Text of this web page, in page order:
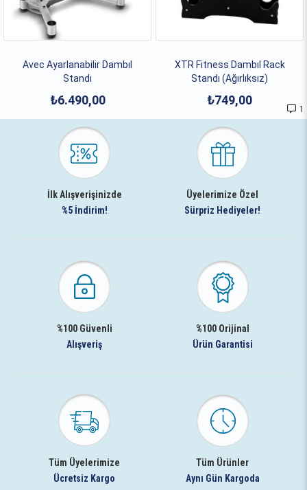
Avec Ayarlanabilir Dambıl
Standı
₺6.490,00
XTR Fitness Dambıl Rack
Standı (Ağırlıksız)
1
₺749,00
İlk Alışverişinizde
%5 İndirim!
Üyelerimize Özel
Sürpriz Hediyeler!
%100 Güvenli
Alışveriş
%100 Orijinal
Ürün Garantisi
Tüm Üyelerimize
Ücretsiz Kargo
Tüm Ürünler
Aynı Gün Kargoda